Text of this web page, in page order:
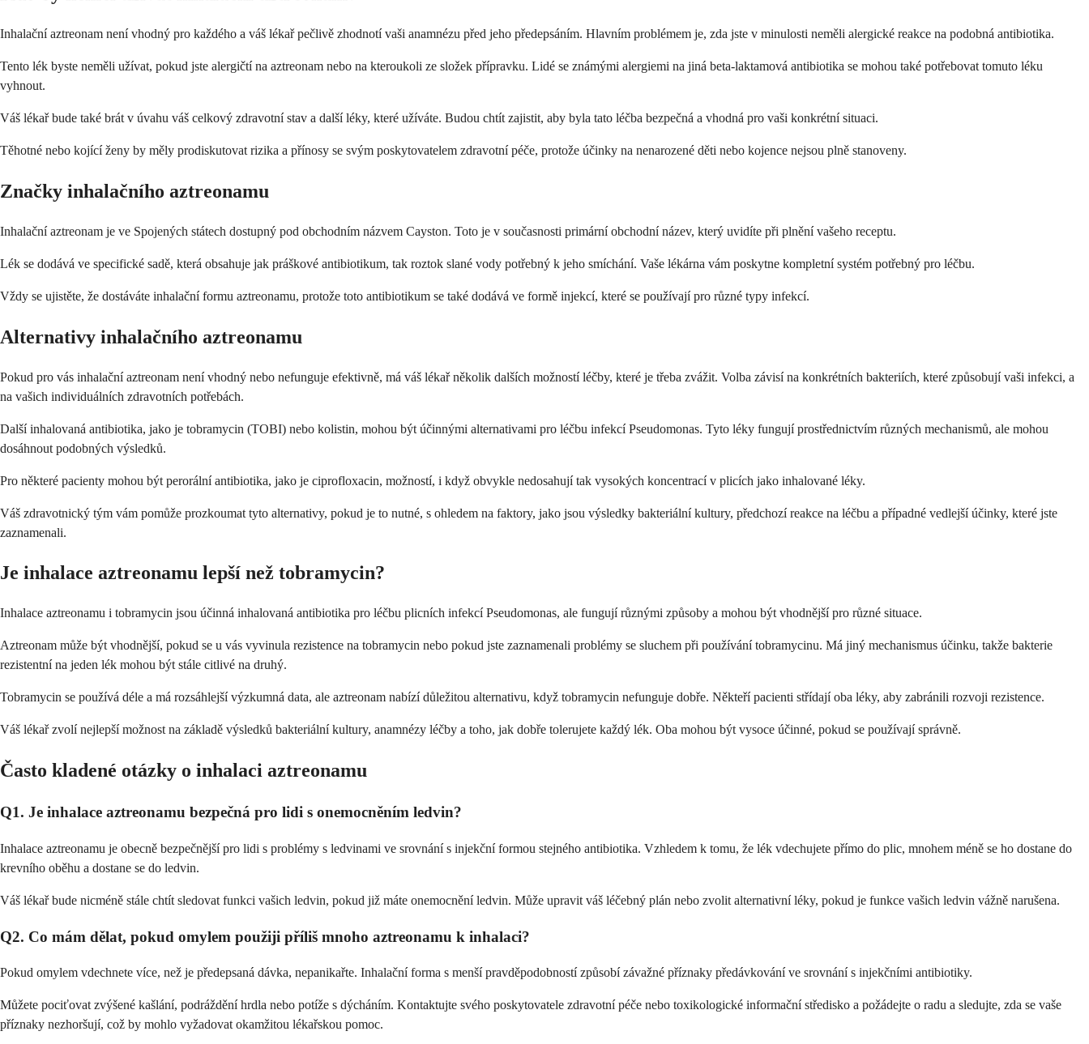
Inhalační aztreonam není vhodný pro každého a váš lékař pečlivě zhodnotí vaši anamnézu před jeho předepsáním. Hlavním problémem je, zda jste v minulosti neměli alergické reakce na podobná antibiotika.
Tento lék byste neměli užívat, pokud jste alergičtí na aztreonam nebo na kteroukoli ze složek přípravku. Lidé se známými alergiemi na jiná beta-laktamová antibiotika se mohou také potřebovat tomuto léku
vyhnout.
Váš lékař bude také brát v úvahu váš celkový zdravotní stav a další léky, které užíváte. Budou chtít zajistit, aby byla tato léčba bezpečná a vhodná pro vaši konkrétní situaci.
Těhotné nebo kojící ženy by měly prodiskutovat rizika a přínosy se svým poskytovatelem zdravotní péče, protože účinky na nenarozené děti nebo kojence nejsou plně stanoveny.
Značky inhalačního aztreonamu
Inhalační aztreonam je ve Spojených státech dostupný pod obchodním názvem Cayston. Toto je v současnosti primární obchodní název, který uvidíte při plnění vašeho receptu.
Lék se dodává ve specifické sadě, která obsahuje jak práškové antibiotikum, tak roztok slané vody potřebný k jeho smíchání. Vaše lékárna vám poskytne kompletní systém potřebný pro léčbu.
Vždy se ujistěte, že dostáváte inhalační formu aztreonamu, protože toto antibiotikum se také dodává ve formě injekcí, které se používají pro různé typy infekcí.
Alternativy inhalačního aztreonamu
Pokud pro vás inhalační aztreonam není vhodný nebo nefunguje efektivně, má váš lékař několik dalších možností léčby, které je třeba zvážit. Volba závisí na konkrétních bakteriích, které způsobují vaši infekci, a
na vašich individuálních zdravotních potřebách.
Další inhalovaná antibiotika, jako je tobramycin (TOBI) nebo kolistin, mohou být účinnými alternativami pro léčbu infekcí Pseudomonas. Tyto léky fungují prostřednictvím různých mechanismů, ale mohou
dosáhnout podobných výsledků.
Pro některé pacienty mohou být perorální antibiotika, jako je ciprofloxacin, možností, i když obvykle nedosahují tak vysokých koncentrací v plicích jako inhalované léky.
Váš zdravotnický tým vám pomůže prozkoumat tyto alternativy, pokud je to nutné, s ohledem na faktory, jako jsou výsledky bakteriální kultury, předchozí reakce na léčbu a případné vedlejší účinky, které jste
zaznamenali.
Je inhalace aztreonamu lepší než tobramycin?
Inhalace aztreonamu i tobramycin jsou účinná inhalovaná antibiotika pro léčbu plicních infekcí Pseudomonas, ale fungují různými způsoby a mohou být vhodnější pro různé situace.
Aztreonam může být vhodnější, pokud se u vás vyvinula rezistence na tobramycin nebo pokud jste zaznamenali problémy se sluchem při používání tobramycinu. Má jiný mechanismus účinku, takže bakterie
rezistentní na jeden lék mohou být stále citlivé na druhý.
Tobramycin se používá déle a má rozsáhlejší výzkumná data, ale aztreonam nabízí důležitou alternativu, když tobramycin nefunguje dobře. Někteří pacienti střídají oba léky, aby zabránili rozvoji rezistence.
Váš lékař zvolí nejlepší možnost na základě výsledků bakteriální kultury, anamnézy léčby a toho, jak dobře tolerujete každý lék. Oba mohou být vysoce účinné, pokud se používají správně.
Často kladené otázky o inhalaci aztreonamu
Q1. Je inhalace aztreonamu bezpečná pro lidi s onemocněním ledvin?
Inhalace aztreonamu je obecně bezpečnější pro lidi s problémy s ledvinami ve srovnání s injekční formou stejného antibiotika. Vzhledem k tomu, že lék vdechujete přímo do plic, mnohem méně se ho dostane do
krevního oběhu a dostane se do ledvin.
Váš lékař bude nicméně stále chtít sledovat funkci vašich ledvin, pokud již máte onemocnění ledvin. Může upravit váš léčebný plán nebo zvolit alternativní léky, pokud je funkce vašich ledvin vážně narušena.
Q2. Co mám dělat, pokud omylem použiji příliš mnoho aztreonamu k inhalaci?
Pokud omylem vdechnete více, než je předepsaná dávka, nepanikařte. Inhalační forma s menší pravděpodobností způsobí závažné příznaky předávkování ve srovnání s injekčními antibiotiky.
Můžete pociťovat zvýšené kašlání, podráždění hrdla nebo potíže s dýcháním. Kontaktujte svého poskytovatele zdravotní péče nebo toxikologické informační středisko a požádejte o radu a sledujte, zda se vaše
příznaky nezhoršují, což by mohlo vyžadovat okamžitou lékařskou pomoc.